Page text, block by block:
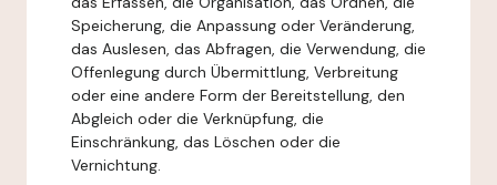
Speicherung, die Anpassung oder Veränderung,
das Auslesen, das Abfragen, die Verwendung, die
Offenlegung durch Übermittlung, Verbreitung
oder eine andere Form der Bereitstellung, den
Abgleich oder die Verknüpfung, die
Einschränkung, das Löschen oder die
Vernichtung.